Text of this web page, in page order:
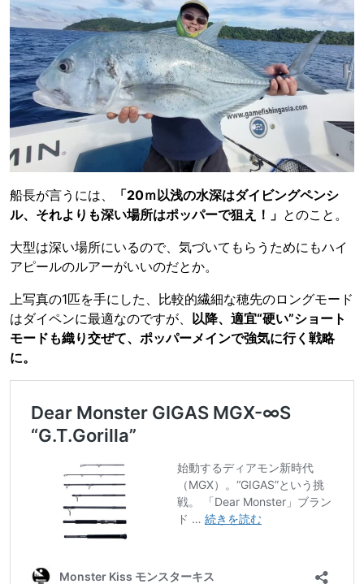
船長が言うには、
「20ｍ以浅の水深はダイビングペンシ
ル、それよりも深い場所はポッパーで狙え！」 とのこと。
大型は深い場所にいるので、気づいてもらうためにもハイ
アピールのルアーがいいのだとか。
上写真の1匹を手にした、比較的繊細な穂先のロングモード
はダイペンに最適なのですが、 以降、適宜“硬い”ショート
モードも織り交ぜて、ポッパーメインで強気に行く戦略
に。